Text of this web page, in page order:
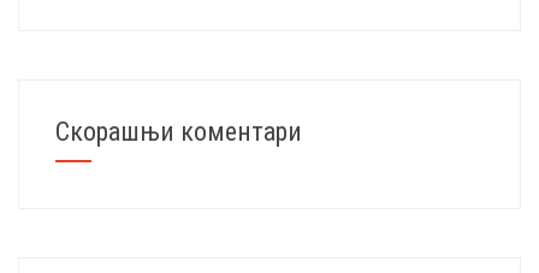
Скорашњи коментари